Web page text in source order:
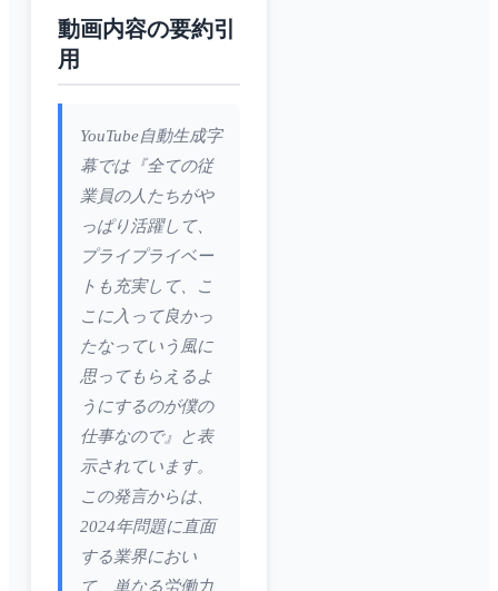
動画内容の要約引
用
YouTube自動生成字
幕では『全ての従
業員の人たちがや
っぱり活躍して、
プライプライベー
トも充実して、こ
こに入って良かっ
たなっていう風に
思ってもらえるよ
うにするのが僕の
仕事なので』と表
示されています。
この発言からは、
2024年問題に直面
する業界におい
て、単なる労働力